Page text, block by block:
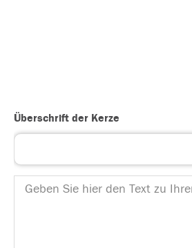
Überschrift der Kerze